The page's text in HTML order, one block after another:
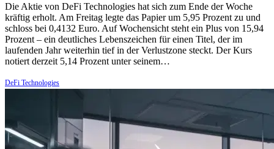
Die Aktie von DeFi Technologies hat sich zum Ende der Woche
kräftig erholt. Am Freitag legte das Papier um 5,95 Prozent zu und
schloss bei 0,4132 Euro. Auf Wochensicht steht ein Plus von 15,94
Prozent – ein deutliches Lebenszeichen für einen Titel, der im
laufenden Jahr weiterhin tief in der Verlustzone steckt. Der Kurs
notiert derzeit 5,14 Prozent unter seinem…
DeFi Technologies